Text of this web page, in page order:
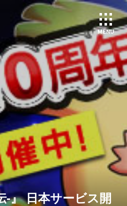
MENU
-』 日本サービス開